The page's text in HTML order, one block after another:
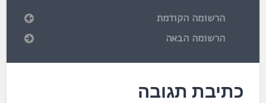
הרשומה הקודמת
הרשומה הבאה
כתיבת תגובה